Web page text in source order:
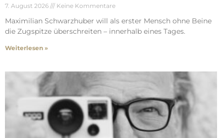
7. August 2026 Keine Kommentare
Maximilian Schwarzhuber will als erster Mensch ohne Beine
die Zugspitze überschreiten – innerhalb eines Tages.
Weiterlesen »